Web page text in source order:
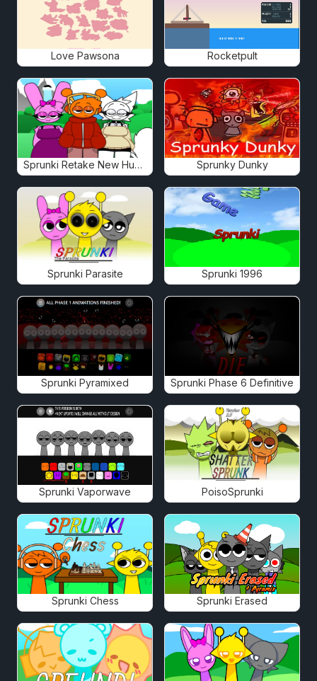
Love Pawsona Rocketpult
Sprunki Retake New Human Sprunky Dunky
Sprunki Parasite Sprunki 1996
Sprunki Pyramixed Sprunki Phase 6 Definitive
Sprunki Vaporwave PoisoSprunki
Sprunki Chess Sprunki Erased